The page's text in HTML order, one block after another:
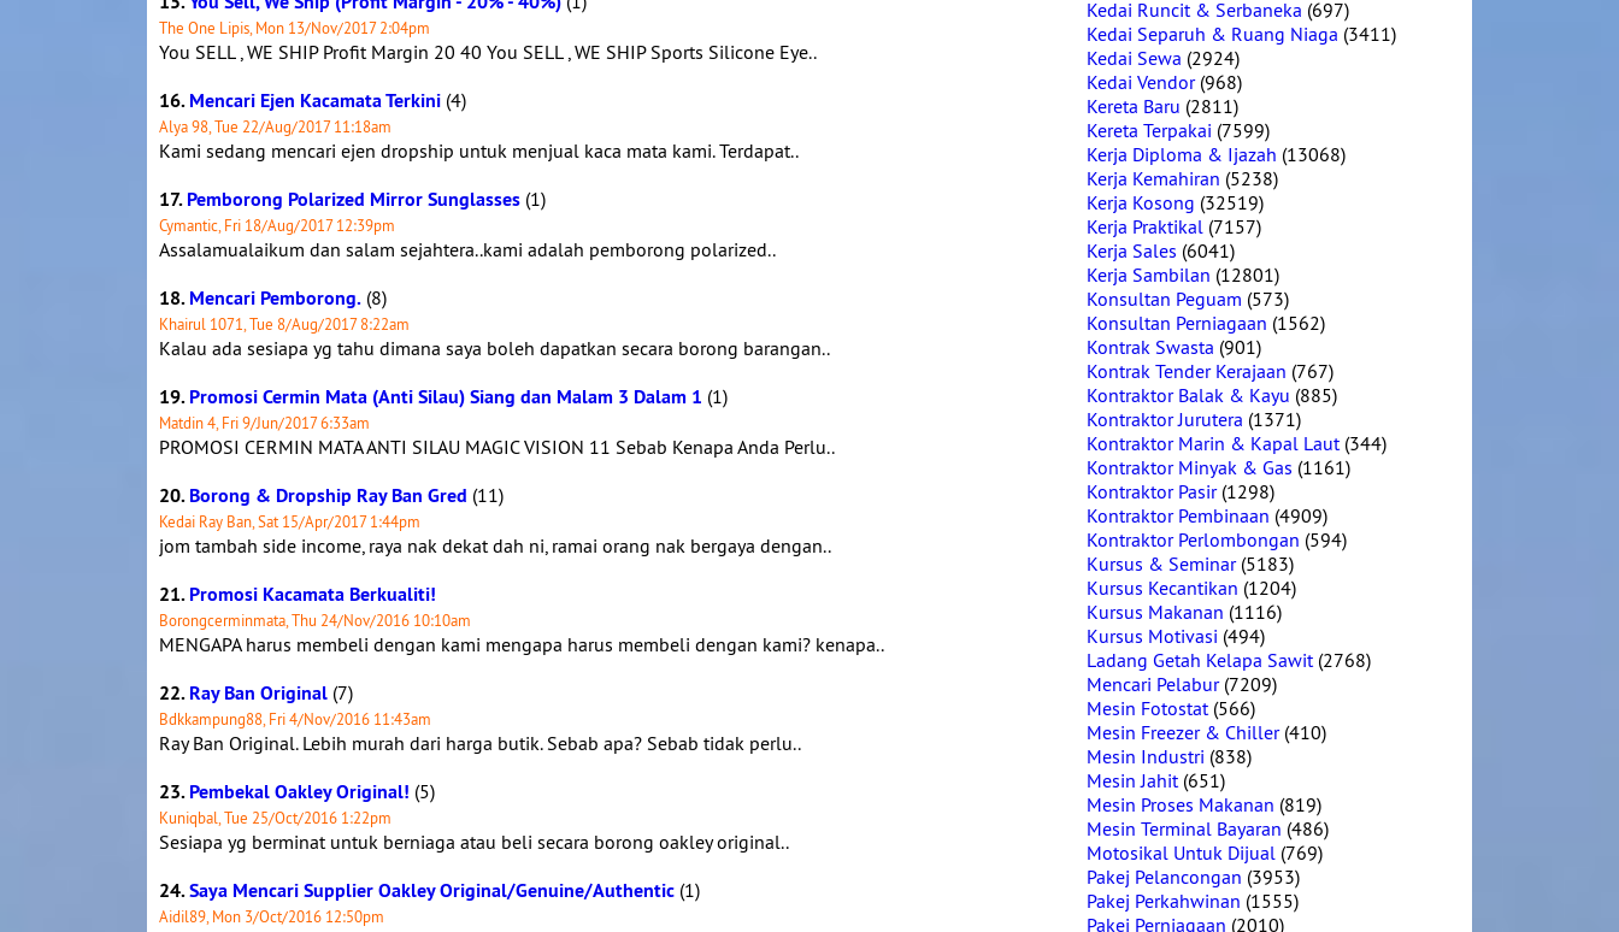
The One Lipis, Mon 13/Nov/2017 2:04pm
You SELL , WE SHIP Profit Margin 20 40 You SELL , WE SHIP Sports Silicone Eye..
16.Mencari Ejen Kacamata Terkini (4)
Alya 98, Tue 22/Aug/2017 11:18am
Kami sedang mencari ejen dropship untuk menjual kaca mata kami. Terdapat..
17.Pemborong Polarized Mirror Sunglasses (1)
Cymantic, Fri 18/Aug/2017 12:39pm
Assalamualaikum dan salam sejahtera..kami adalah pemborong polarized..
18.Mencari Pemborong. (8)
Khairul 1071, Tue 8/Aug/2017 8:22am
Kalau ada sesiapa yg tahu dimana saya boleh dapatkan secara borong barangan..
19.Promosi Cermin Mata (Anti Silau) Siang dan Malam 3 Dalam 1 (1)
Matdin 4, Fri 9/Jun/2017 6:33am
PROMOSI CERMIN MATA ANTI SILAU MAGIC VISION 11 Sebab Kenapa Anda Perlu..
20.Borong & Dropship Ray Ban Gred (11)
Kedai Ray Ban, Sat 15/Apr/2017 1:44pm
jom tambah side income, raya nak dekat dah ni, ramai orang nak bergaya dengan..
21.Promosi Kacamata Berkualiti!
Borongcerminmata, Thu 24/Nov/2016 10:10am
MENGAPA harus membeli dengan kami mengapa harus membeli dengan kami? kenapa..
22.Ray Ban Original (7)
Bdkkampung88, Fri 4/Nov/2016 11:43am
Ray Ban Original. Lebih murah dari harga butik. Sebab apa? Sebab tidak perlu..
23.Pembekal Oakley Original! (5)
Kuniqbal, Tue 25/Oct/2016 1:22pm
Sesiapa yg berminat untuk berniaga atau beli secara borong oakley original..
24.Saya Mencari Supplier Oakley Original/Genuine/Authentic (1)
Aidil89, Mon 3/Oct/2016 12:50pm
Kedai Runcit & Serbaneka (697)
Kedai Separuh & Ruang Niaga (3411)
Kedai Sewa (2924)
Kedai Vendor(968)
Kereta Baru (2811)
Kereta Terpakai (7599)
Kerja Diploma & Ijazah (13068)
Kerja Kemahiran (5238)
Kerja Kosong (32519)
Kerja Praktikal (7157)
Kerja Sales (6041)
Kerja Sambilan (12801)
Konsultan Peguam (573)
Konsultan Perniagaan (1562)
Kontrak Swasta (901)
Kontrak Tender Kerajaan (767)
Kontraktor Balak & Kayu (885)
Kontraktor Jurutera (1371)
Kontraktor Marin & Kapal Laut(344)
Kontraktor Minyak & Gas (1161)
Kontraktor Pasir(1298)
Kontraktor Pembinaan (4909)
Kontraktor Perlombongan (594)
Kursus & Seminar(5183)
Kursus Kecantikan (1204)
Kursus Makanan (1116)
Kursus Motivasi (494)
Ladang Getah Kelapa Sawit(2768)
Mencari Pelabur(7209)
Mesin Fotostat(566)
Mesin Freezer & Chiller(410)
Mesin Industri (838)
Mesin Jahit(651)
Mesin Proses Makanan (819)
Mesin Terminal Bayaran (486)
Motosikal Untuk Dijual (769)
Pakej Pelancongan (3953)
Pakej Perkahwinan (1555)
Pakej Perniagaan (2010)